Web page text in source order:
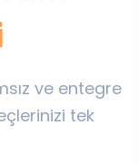
ve entegre
tek